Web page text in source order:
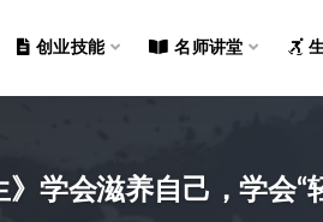
创业技能 名师讲堂
学会滋养自己，学会“